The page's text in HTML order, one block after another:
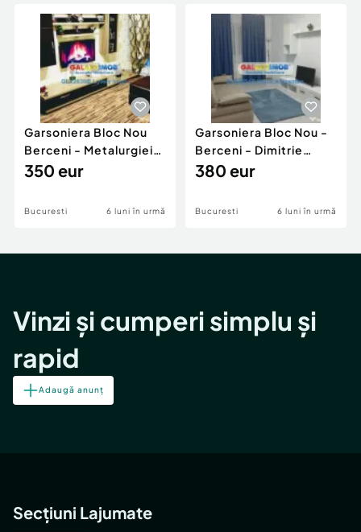
Servicii
Animale de companie
Afaceri și echipamente profesionale
Inchiriere Bunuri si Vehicule
Utilaje agricole si industriale
Piese auto si accesorii
Dacia Duster
Garsoniera Bloc Nou
Berceni - Metalurgiei
Park - Postalionul
350 eur
Bucuresti 6 luni în urmă
Garsoniera Bloc Nou -
Berceni - Dimitrie
Leonida
380 eur
Bucuresti 6 luni în urmă
Vinzi și cumperi simplu și
rapid
Adaugă anunț
Secțiuni Lajumate